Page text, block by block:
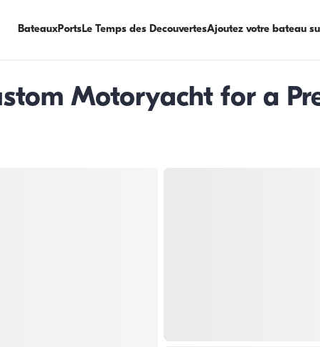
BateauxPortsLe Temps des DecouvertesAjoutez votre bateau
Motoryacht for a